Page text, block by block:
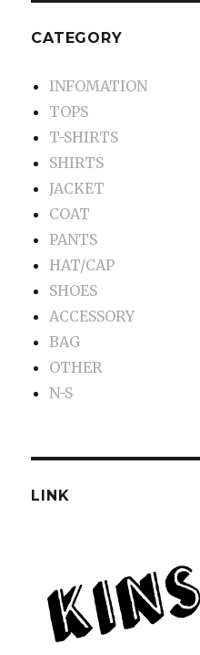
CATEGORY
INFOMATION
TOPS
T-SHIRTS
SHIRTS
JACKET
COAT
PANTS
HAT/CAP
SHOES
ACCESSORY
BAG
OTHER
N-S
LINK